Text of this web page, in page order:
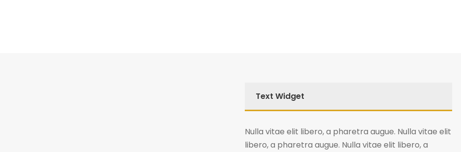
Text Widget
Nulla vitae elit libero, a pharetra augue. Nulla vitae elit
libero, a pharetra augue. Nulla vitae elit libero, a